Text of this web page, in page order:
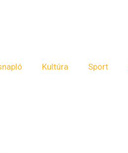
Kultúra Sport